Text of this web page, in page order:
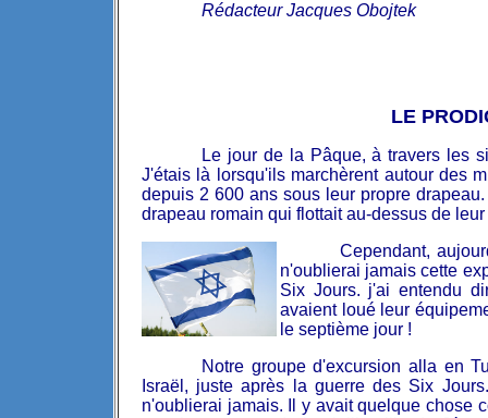
Rédacteur Jacques Obojtek
LE
Le jour de la Pâque, à travers les
J'étais là lorsqu'ils marchèrent autour des
depuis 2 600 ans sous leur propre
drapeau romain qui flottait au-dessus de
Cependant,
n'oublierai jamais cette
Six Jours. j'ai entendu
avaient loué leur
le septième jour !
Notre groupe d'excursion alla en
Israël, juste après la guerre des Six
n'oublierai jamais. Il y avait quelque chose